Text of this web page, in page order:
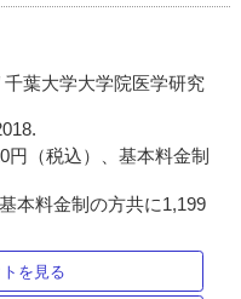
葉大学大学院医学研究
円（税込）、基本料金制
本料金制の方共に1,199
を見る